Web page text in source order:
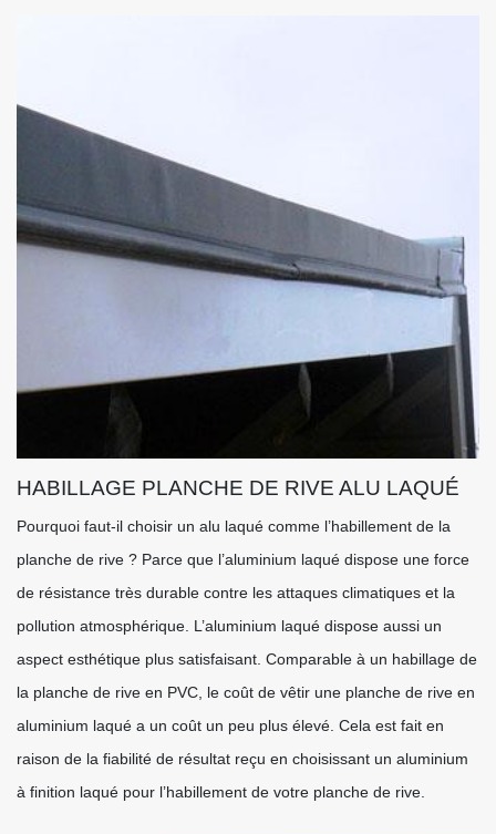
HABILLAGE PLANCHE DE RIVE ALU LAQUÉ
Pourquoi faut-il choisir un alu laqué comme l’habillement de la
planche de rive ? Parce que l’aluminium laqué dispose une force
de résistance très durable contre les attaques climatiques et la
pollution atmosphérique. L’aluminium laqué dispose aussi un
aspect esthétique plus satisfaisant. Comparable à un habillage de
la planche de rive en PVC, le coût de vêtir une planche de rive en
aluminium laqué a un coût un peu plus élevé. Cela est fait en
raison de la fiabilité de résultat reçu en choisissant un aluminium
à finition laqué pour l’habillement de votre planche de rive.